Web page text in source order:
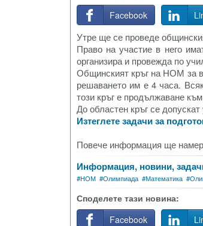
Facebook
Утре ще се проведе
Право на участие в него
организира и провежда по
Общинският кръг на НОМ за
решаването им е 4 часа.
този кръг е продължаване
До областен кръг се
Изтеглете задачи за
Повече информация ще
Информация, новини,
#НОМ #Олимпиада #Математика #
Споделете тази новина:
Facebook